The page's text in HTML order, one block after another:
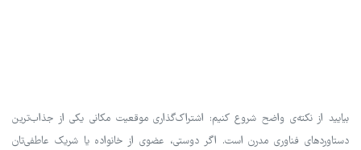
بیایید از نکته‌ی واضح شروع کنیم: اشتراک‌گذاری موقعیت مکانی یکی از جذاب‌ترین
دستاوردهای فناوری مدرن است. اگر دوستی، عضوی از خانواده یا شریک عاطفی‌تان